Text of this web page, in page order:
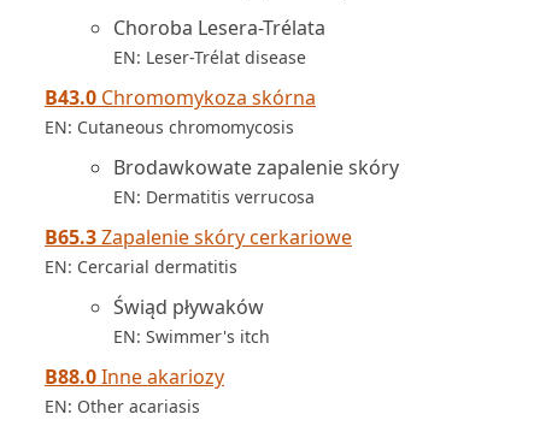
Choroba Lesera-Trélata
EN: Leser-Trélat disease
B43.0 Chromomykoza skórna
EN: Cutaneous chromomycosis
Brodawkowate zapalenie skóry
EN: Dermatitis verrucosa
B65.3Zapalenie skóry cerkariowe
EN: Cercarial dermatitis
Świąd pływaków
EN: Swimmer's itch
B88.0Inne akariozy
EN: Other acariasis